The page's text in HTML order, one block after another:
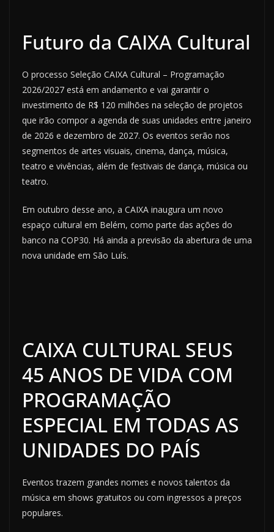
Futuro da CAIXA Cultural
O processo Seleção CAIXA Cultural – Programação
2026/2027 está em andamento e vai garantir o
investimento de R$ 120 milhões na seleção de projetos
que irão compor a agenda de suas unidades entre janeiro
de 2026 e dezembro de 2027. Os eventos serão nos
segmentos de artes visuais, cinema, dança, música,
teatro e vivências, além de festivais de dança, música ou
teatro.
Em outubro desse ano, a CAIXA inaugura um novo
espaço cultural em Belém, como parte das ações do
banco na COP30. Há ainda a previsão da abertura de uma
nova unidade em São Luís.
CAIXA CULTURAL SEUS
45 ANOS DE VIDA COM
PROGRAMAÇÃO
ESPECIAL EM TODAS AS
UNIDADES DO PAÍS
Eventos trazem grandes nomes e novos talentos da
música em shows gratuitos ou com ingressos a preços
populares.